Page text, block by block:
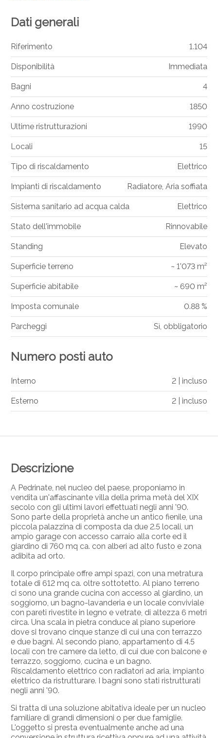
Descrizione
A Pedrinate, nel nucleo del paese, proponiamo in
vendita un'affascinante villa della prima metà del XIX
secolo con gli ultimi lavori effettuati negli anni '90.
Sono parte della proprietà anche un antico fienile, una
piccola palazzina di composta da due 2.5 locali, un
ampio garage con accesso carraio alla corte ed il
giardino di 760 mq ca. con alberi ad alto fusto e zona
adibita ad orto.
Il corpo principale offre ampi spazi, con una metratura
totale di 612 mq ca. oltre sottotetto. Al piano terreno
ci sono una grande cucina con accesso al giardino, un
soggiorno, un bagno-lavanderia e un locale conviviale
con pareti rivestite in legno e vetrate, di altezza 6 metri
circa. Una scala in pietra conduce al piano superiore
dove si trovano cinque stanze di cui una con terrazzo
e due bagni. Al secondo piano, appartamento di 4.5
locali con tre camere da letto, di cui due con balcone e
terrazzo, soggiorno, cucina e un bagno.
Riscaldamento elettrico con radiatori ad aria, impianto
elettrico da ristrutturare. I bagni sono stati ristrutturati
negli anni '90.
Si tratta di una soluzione abitativa ideale per un nucleo
familiare di grandi dimensioni o per due famiglie.
L'oggetto si presta eventualmente anche ad una
Dati generali
Riferimento 1.104
Disponibilità Immediata
Bagni 4
Anno costruzione 1850
Ultime ristrutturazioni 1990
Locali 15
Tipo di riscaldamento Elettrico
Impianti di riscaldamento Radiatore, Aria soffiata
Sistema sanitario ad acqua calda Elettrico
Stato dell'immobile Rinnovabile
Standing Elevato
Superficie terreno ~ 1'073 m²
Superficie abitabile ~ 690 m²
Imposta comunale 0.88 %
Parcheggi Sì, obbligatorio
Numero posti auto
Interno 2 | incluso
Esterno 2 | incluso